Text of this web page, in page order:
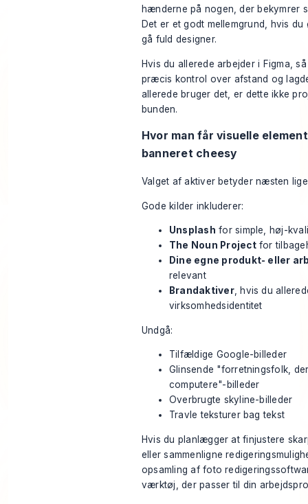
hænderne på nogen, der bekymrer
Det er et godt mellemgrund, hvis
gå fuld designer.
Hvis du allerede arbejder i Figma,
præcis kontrol over afstand og
allerede bruger det, er dette ikke
bunden.
Hvor man får visuelle
banneret cheesy
Valget af aktiver betyder næsten
Gode kilder inkluderer:
Unsplash for simple, høj-
The Noun Projectfor
Dine egne produkt- eller
relevant
Brandaktiver, hvis du
virksomhedsidentitet
Undgå:
Tilfældige Google-billeder
Glinsende "forretningsfolk,
computere"-billeder
Overbrugte skyline-billeder
Travle teksturer bag tekst
Hvis du planlægger at finjustere
eller sammenligne
opsamling affoto
værktøj, der passer til din